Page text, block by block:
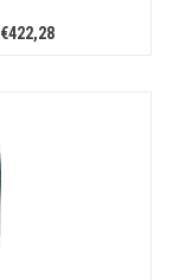
€422,28